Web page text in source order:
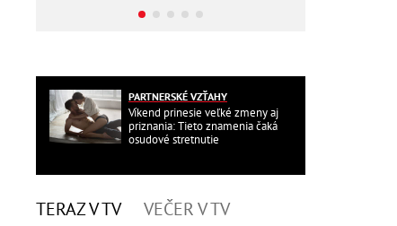
PARTNERSKÉ VZŤAHY
Víkend prinesie veľké zmeny aj
priznania: Tieto znamenia čaká
osudové stretnutie
TERAZ V TV VEČER V TV